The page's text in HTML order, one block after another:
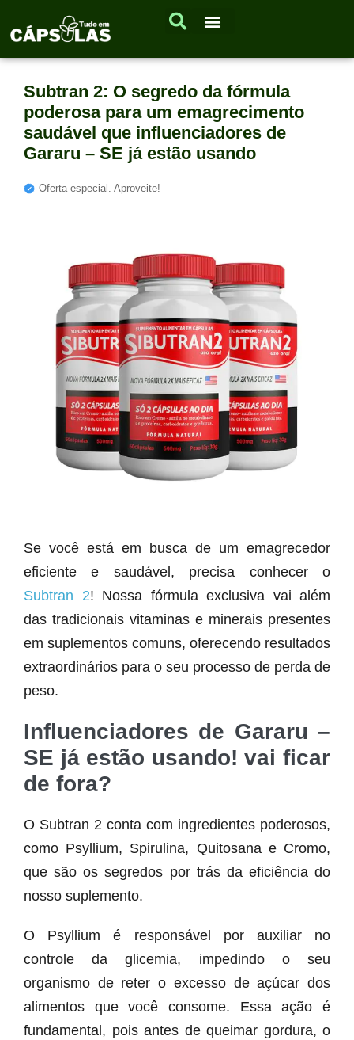
Subtran 2: O segredo da fórmula
poderosa para um emagrecimento
saudável que influenciadores de
Gararu – SE já estão usando
Oferta especial. Aproveite!
Se você está em busca de um emagrecedor
eficiente e saudável, precisa conhecer o
Subtran 2! Nossa fórmula exclusiva vai além
das tradicionais vitaminas e minerais presentes
em suplementos comuns, oferecendo resultados
extraordinários para o seu processo de perda de
peso.
Influenciadores de Gararu –
SE já estão usando! vai ficar
de fora?
O Subtran 2 conta com ingredientes poderosos,
como Psyllium, Spirulina, Quitosana e Cromo,
que são os segredos por trás da eficiência do
nosso suplemento.
O Psyllium é responsável por auxiliar no
controle da glicemia, impedindo o seu
organismo de reter o excesso de açúcar dos
alimentos que você consome. Essa ação é
fundamental, pois antes de queimar gordura, o